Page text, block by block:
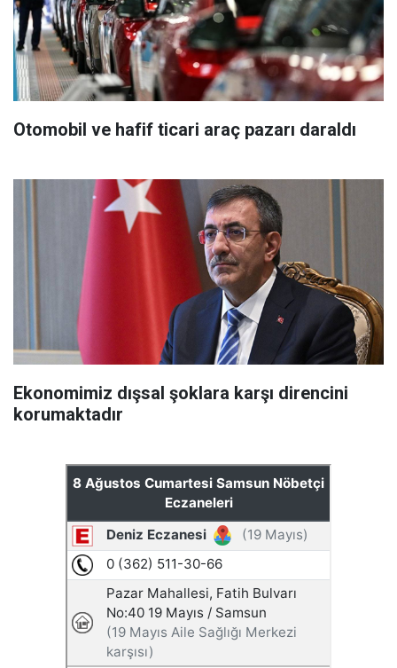
Otomobil ve hafif ticari araç pazarı daraldı
Ekonomimiz dışsal şoklara karşı direncini
korumaktadır